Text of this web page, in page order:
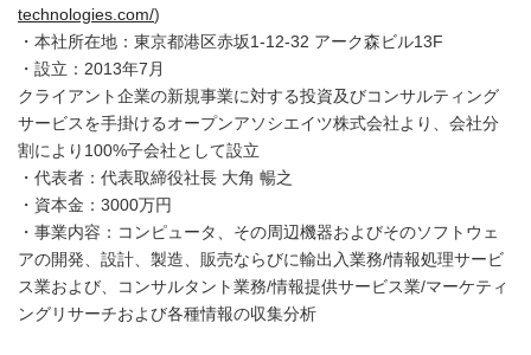
technologies.com/)
・本社所在地：東京都港区赤坂1-12-32 アーク森ビル13F
・設立：2013年7月
クライアント企業の新規事業に対する投資及びコンサルティング
サービスを手掛けるオープンアソシエイツ株式会社より、会社分
割により100%子会社として設立
・代表者：代表取締役社長 大角 暢之
・資本金：3000万円
・事業内容：コンピュータ、その周辺機器およびそのソフトウェ
アの開発、設計、製造、販売ならびに輸出入業務/情報処理サービ
ス業および、コンサルタント業務/情報提供サービス業/マーケティ
ングリサーチおよび各種情報の収集分析